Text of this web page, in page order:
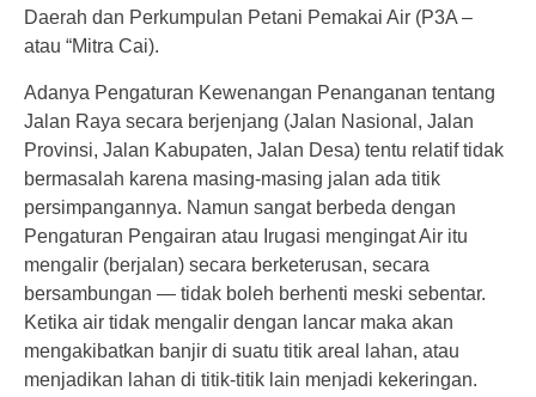
Daerah dan Perkumpulan Petani Pemakai Air (P3A –
atau “Mitra Cai).
Adanya Pengaturan Kewenangan Penanganan tentang
Jalan Raya secara berjenjang (Jalan Nasional, Jalan
Provinsi, Jalan Kabupaten, Jalan Desa) tentu relatif tidak
bermasalah karena masing-masing jalan ada titik
persimpangannya. Namun sangat berbeda dengan
Pengaturan Pengairan atau Irugasi mengingat Air itu
mengalir (berjalan) secara berketerusan, secara
bersambungan — tidak boleh berhenti meski sebentar.
Ketika air tidak mengalir dengan lancar maka akan
mengakibatkan banjir di suatu titik areal lahan, atau
menjadikan lahan di titik-titik lain menjadi kekeringan.